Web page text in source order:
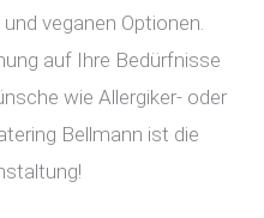
veganen Optionen.
auf Ihre Bedürfnisse
wie Allergiker- oder
Bellmann ist die